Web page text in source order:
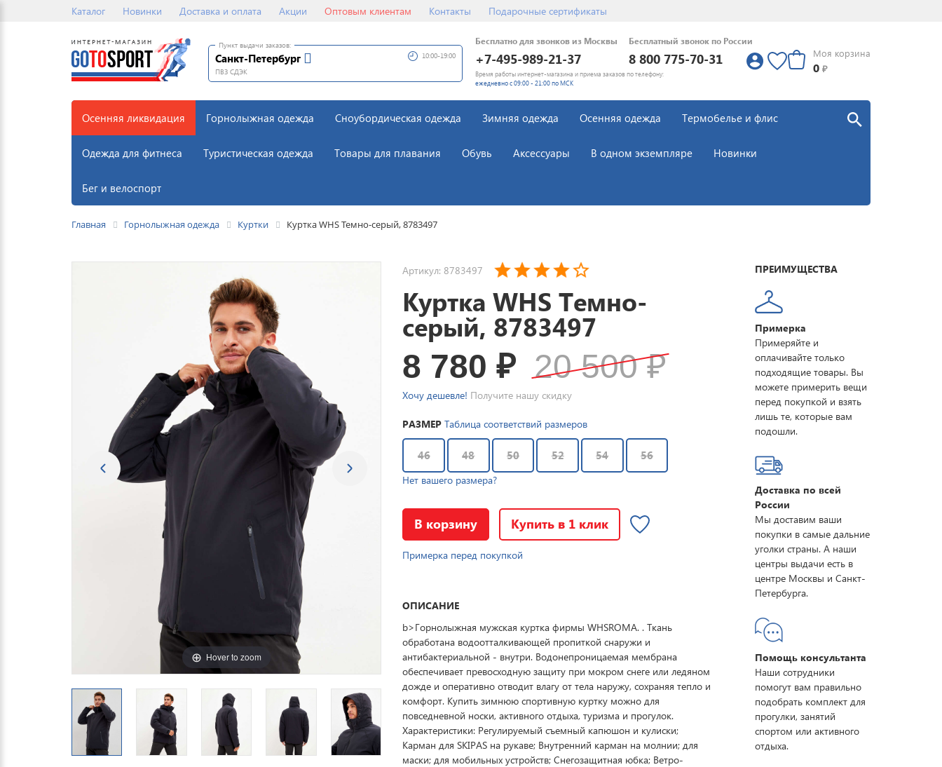
Каталог Новинки Доставка и оплата Акции Оптовым клиентам Контакты Подарочные сертификаты
Пункт выдачи заказов:
Санкт-Петербург
ПВЗ СДЭК
10:00-19:00
Бесплатно для звонков из Москвы
+7-495-989-21-37
Бесплатный звонок по России
8 800 775-70-31
Время работы интернет-магазина и приема заказов по телефону:
ежедневно с 09:00 - 21:00 по МСК
Моя корзина
0 ₽
Осенняя ликвидация Горнолыжная одежда Сноубордическая одежда Зимняя одежда Осенняя одежда Термобелье и флис
Одежда для фитнеса Туристическая одежда Товары для плавания Обувь Аксессуары В одном экземпляре Новинки
Бег и велоспорт
Главная Горнолыжная одежда Куртки Куртка WHS Темно-серый, 8783497
Hover to zoom
Артикул: 8783497
Куртка WHS Темно-
серый, 8783497
8 780₽ 20 500₽
Хочу дешевле! Получите нашу скидку
РАЗМЕР Таблица соответствий размеров
46 48 50 52 54 56
Нет вашего размера?
В корзину Купить в 1 клик
Примерка перед покупкой
ОПИСАНИЕ
b>Горнолыжная мужская куртка фирмы WHSROMA. . Ткань
обработана водоотталкивающей пропиткой снаружи и
антибактериальной - внутри. Водонепроницаемая мембрана
обеспечивает превосходную защиту при мокром снеге или ледяном
дожде и оперативно отводит влагу от тела наружу, сохраняя тепло и
комфорт. Купить зимнюю спортивную куртку можно для
повседневной носки, активного отдыха, туризма и прогулок.
Характеристики: Регулируемый съемный капюшон и кулиски;
Карман для SKIPAS на рукаве; Внутренний карман на молнии; для
маски; для мобильных устройств; Снегозащитная юбка; Ветро-
ПРЕИМУЩЕСТВА
Примерка
Примеряйте и
оплачивайте только
подходящие товары. Вы
можете примерить вещи
перед покупкой и взять
лишь те, которые вам
подошли.
Доставка по всей
России
Мы доставим ваши
покупки в самые дальние
уголки страны. А наши
центры выдачи есть в
центре Москвы и Санкт-
Петербурга.
Помощь консультанта
Наши сотрудники
помогут вам правильно
подобрать комплект для
прогулки, занятий
спортом или активного
отдыха.